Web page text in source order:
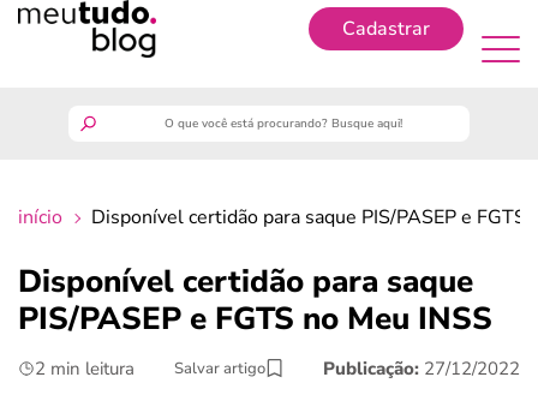
Cadastrar
finanças
benefícios
início Disponível certidão para saque PIS/PASEP e FGTS
Disponível certidão para saque
PIS/PASEP e FGTS no Meu INSS
2 min leitura Salvar artigo Publicação: 27/12/2022